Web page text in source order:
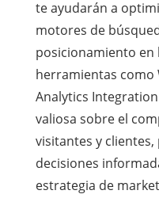
te ayudarán a
motores de
posicionamiento en
herramientas como
Analytics
valiosa sobre el
visitantes y
decisiones
estrategia de